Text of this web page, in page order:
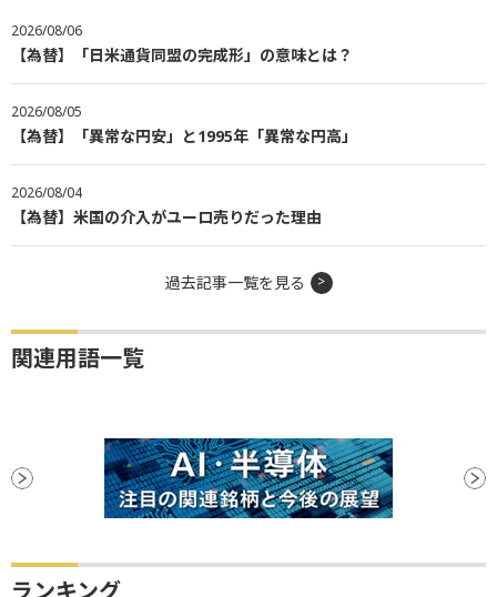
2026/08/06
【為替】「日米通貨同盟の完成形」の意味とは？
2026/08/05
【為替】「異常な円安」と1995年「異常な円高」
2026/08/04
【為替】米国の介入がユーロ売りだった理由
過去記事一覧を見る
関連用語一覧
ランキング